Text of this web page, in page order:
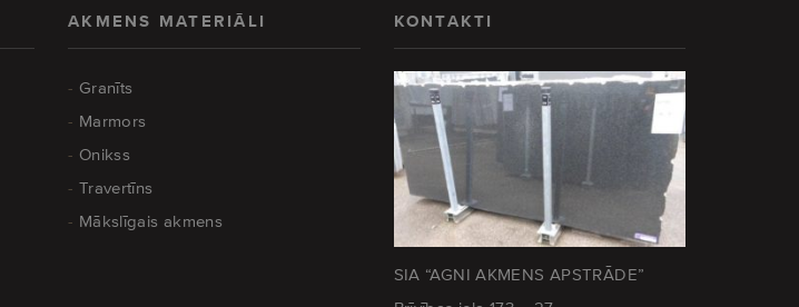
AKMENS MATERIĀLI
Granīts
Marmors
Onikss
Travertīns
Mākslīgais akmens
KONTAKTI
SIA “AGNI AKMENS APSTRĀDE”